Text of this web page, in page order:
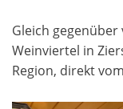
Gleich
Weinviertel in
Region, direkt